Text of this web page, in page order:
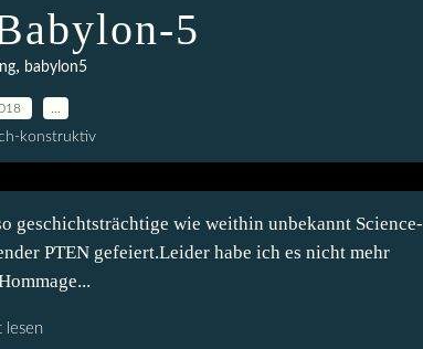
5
, babylon5
konstruktiv
geschichtsträchtige wie weithin unbekannt Science-
PTEN gefeiert.Leider habe ich es nicht mehr
lesen